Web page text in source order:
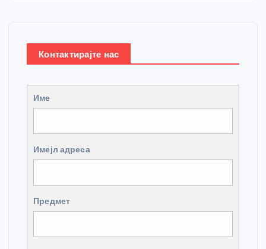
Контактирајте нас
Име
Имејл адреса
Предмет